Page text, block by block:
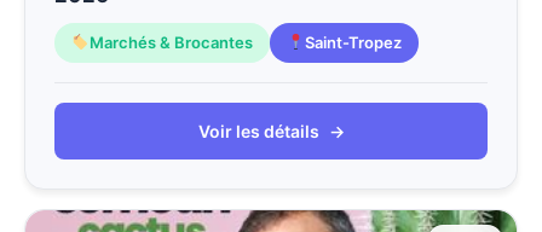
Marchés & Brocantes Saint-Tropez
Voir les détails →